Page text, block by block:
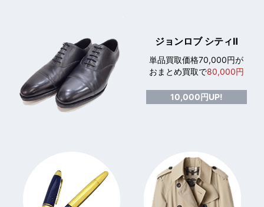
ジョンロブ シティⅡ
単品買取価格70,000円が
おまとめ買取で80,000円
10,000円UP!